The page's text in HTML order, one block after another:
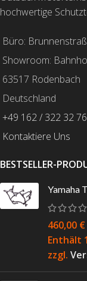
hochwertige
Büro:
Showroom:
63517 Rodenbach
Deutschland
+49 162 / 322 32 76
Kontaktiere Uns
BESTSELLER-
Yamaha
460,00 €
Enthält
zzgl.